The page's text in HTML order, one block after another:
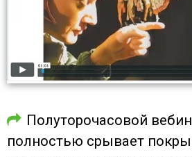
Полуторочасовой
полностью срывает